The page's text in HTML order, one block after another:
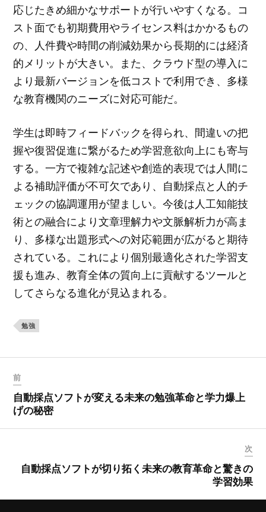
応じたきめ細かなサポートが行いやすくなる。コ
スト面でも初期費用やライセンス料はかかるもの
の、人件費や時間の削減効果から長期的には経済
的メリットが大きい。また、クラウド型の導入に
より最新バージョンを低コストで利用でき、多様
な教育機関のニーズに対応可能だ。
学生は即時フィードバックを得られ、間違いの把
握や復習促進に繋がるため学習意欲向上にも寄与
する。一方で複雑な記述や創造的表現では人間に
よる補助評価が不可欠であり、自動採点と人的チ
ェックの協調運用が望ましい。今後は人工知能技
術との融合により文章理解力や文脈解析力が高ま
り、多様な出題形式への対応範囲が広がると期待
されている。これにより個別最適化された学習支
援も進み、教育全体の質向上に貢献するツールと
してさらなる進化が見込まれる。
勉強
前
自動採点ソフトが変える未来の勉強革命と学力爆上
げの秘密
次
自動採点ソフトが切り拓く未来の教育革命と驚きの
学習効果